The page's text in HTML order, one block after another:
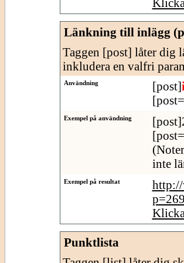
Länkning till inlägg
Taggen [post] låter dig
inkludera en valfri
Användning [post]
[post=
Exempel på användning
inte
Exempel på resultat
http://
Punktlista